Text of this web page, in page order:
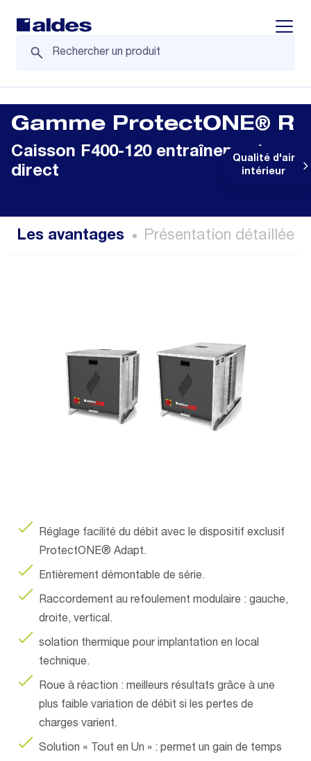
Qualité d'air
intérieur
Gamme ProtectONE® R
Caisson F400-120 entraînement
direct
Les avantages Présentation détaillée
Réglage facilité du débit avec le dispositif exclusif
ProtectONE® Adapt.
Entièrement démontable de série.
Raccordement au refoulement modulaire : gauche,
droite, vertical.
solation thermique pour implantation en local
technique.
Roue à réaction : meilleurs résultats grâce à une
plus faible variation de débit si les pertes de
charges varient.
Solution « Tout en Un » : permet un gain de temps